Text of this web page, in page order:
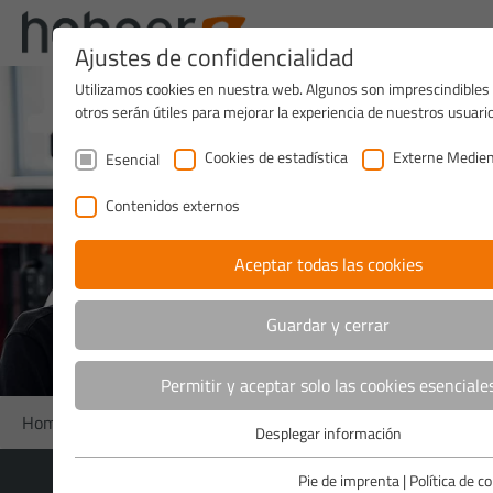
Home Manuales de usuario
Ajustes de confidencialidad
Utilizamos cookies en nuestra web. Algunos son
otros serán útiles para mejorar la experiencia de nuestros
Esencial Cookies de estadística Externe
Contenidos externos
Aceptar todas las cookies
Guardar y cerrar
Permitir y aceptar solo las cookies
Las cookies esenciales son necesarias para el correcto
Desplegar información
Pie de imprenta|Política de